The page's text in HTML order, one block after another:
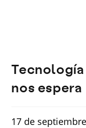
nos espera
17 de